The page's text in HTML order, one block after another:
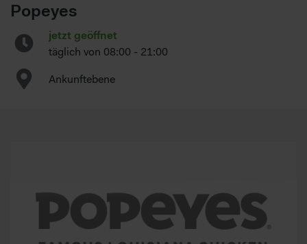
Popeyes
jetzt geöffnet
täglich von 08:00 - 21:00
Ankunftebene